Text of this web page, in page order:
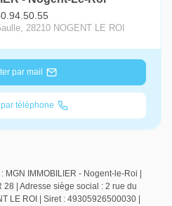
, 28210 NOGENT LE ROI
par mail
téléphone
IMMOBILIER - Nogent-le-Roi |
28 | Adresse siège social : 2 rue du
LE ROI | Siret : 49305926500030 |